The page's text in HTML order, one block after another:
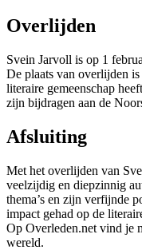
Overlijden
Svein Jarvoll is op 1
De plaats van overlijden
literaire gemeenschap
zijn bijdragen aan de
Afsluiting
Met het overlijden van
veelzijdig en diepzinnig
thema’s en zijn verfijnde
impact gehad op de
Op Overleden.net vind je
wereld.